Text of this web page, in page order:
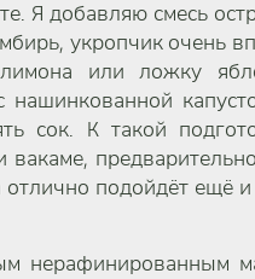
Я добавляю смесь
укропчик очень
или ложку
сок. К такой
вакаме,
подойдёт ещё
нерафинированным